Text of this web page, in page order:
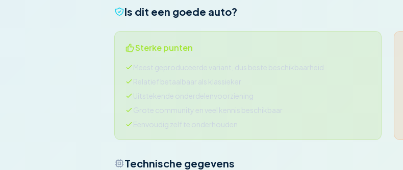
Is dit een goede auto?
Sterke punten
Meest geproduceerde variant, dus beste beschikbaarheid
Relatief betaalbaar als klassieker
Uitstekende onderdelenvoorziening
Grote community en veel kennis beschikbaar
Eenvoudig zelf te onderhouden
Technische gegevens